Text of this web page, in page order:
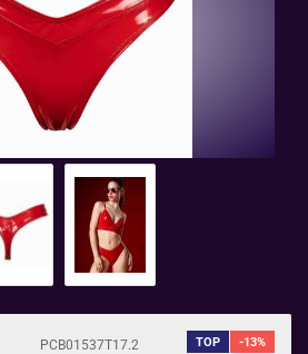
TOP -13%
PCB01537T17.2